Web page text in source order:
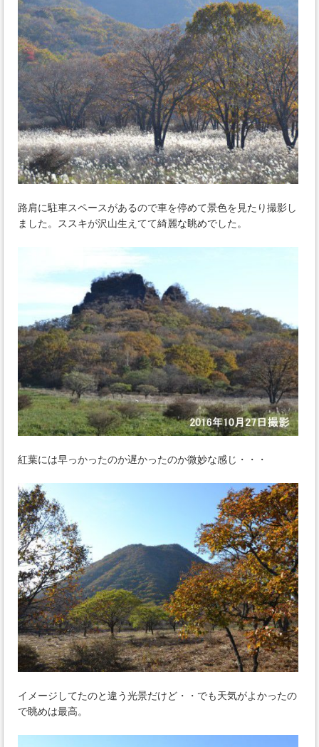
路肩に駐車スペースがあるので車を停めて景色を見たり撮影し
ました。ススキが沢山生えてて綺麗な眺めでした。
紅葉には早っかったのか遅かったのか微妙な感じ・・・
イメージしてたのと違う光景だけど・・でも天気がよかったの
で眺めは最高。